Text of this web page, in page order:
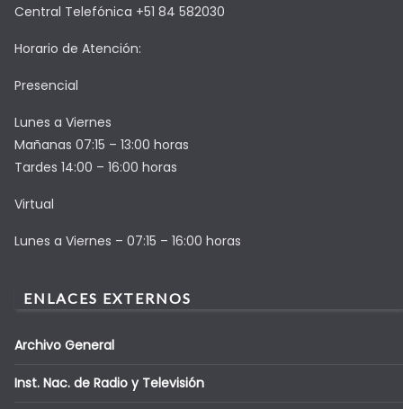
Central Telefónica +51 84 582030
Horario de Atención:
Presencial
Lunes a Viernes
Mañanas 07:15 – 13:00 horas
Tardes 14:00 – 16:00 horas
Virtual
Lunes a Viernes – 07:15 – 16:00 horas
ENLACES EXTERNOS
Archivo General
Inst. Nac. de Radio y Televisión